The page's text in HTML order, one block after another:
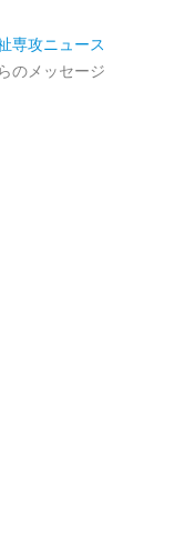
専攻ニュース
のメッセージ